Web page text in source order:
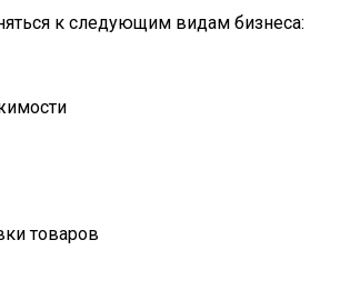
к следующим видам бизнеса:
товаров